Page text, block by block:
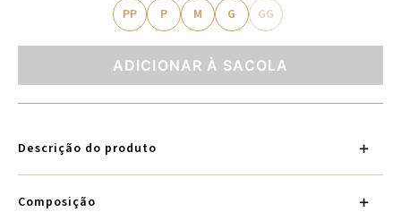
PP P M G GG
ADICIONAR À SACOLA
Descrição do produto
Composição